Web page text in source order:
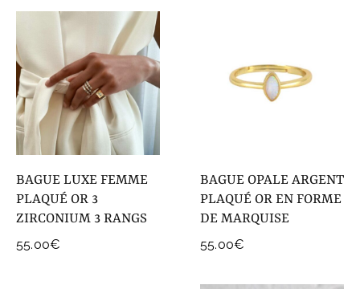
BAGUE LUXE FEMME
PLAQUÉ OR 3
ZIRCONIUM 3 RANGS
55.00€
BAGUE OPALE ARGENT
PLAQUÉ OR EN FORME
DE MARQUISE
55.00€